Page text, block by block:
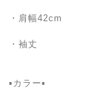
・肩幅42cm
・袖丈
▪カラー▪